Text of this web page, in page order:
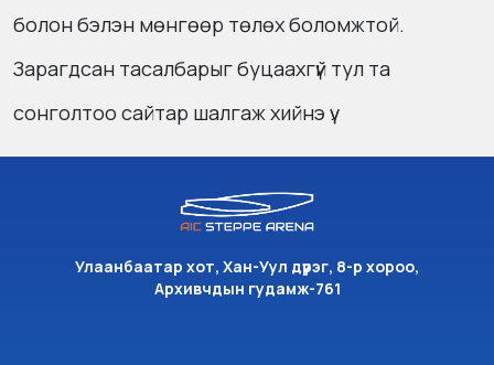
болон бэлэн мөнгөөр төлөх боломжтой.
Зарагдсан тасалбарыг буцаахгүй тул та
сонголтоо сайтар шалгаж хийнэ үү.
Улаанбаатар хот, Хан-Уул дүүрэг, 8-р хороо,
Архивчдын гудамж-761